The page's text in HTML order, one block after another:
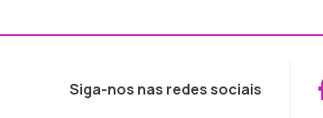
Siga-nos nas redes sociais